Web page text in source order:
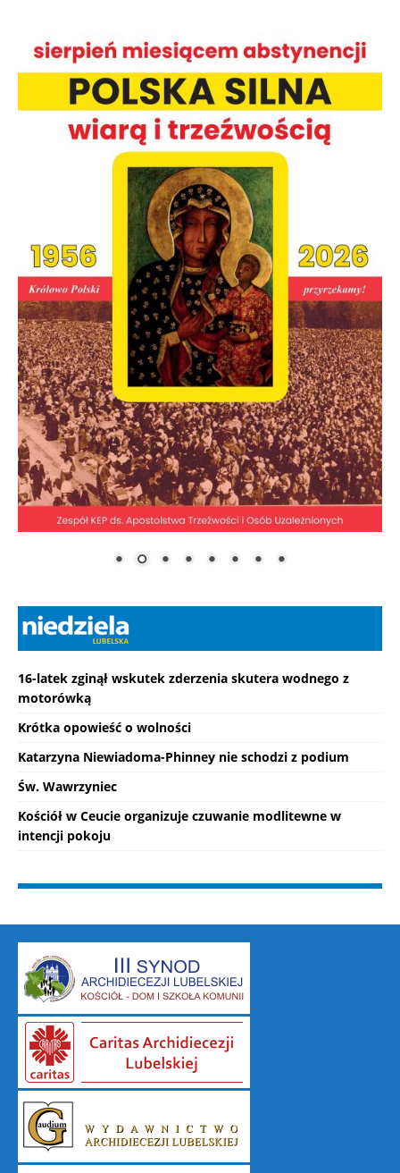
16-latek zginął wskutek zderzenia skutera wodnego z
motorówką
Krótka opowieść o wolności
Katarzyna Niewiadoma-Phinney nie schodzi z podium
Św. Wawrzyniec
Kościół w Ceucie organizuje czuwanie modlitewne w
intencji pokoju